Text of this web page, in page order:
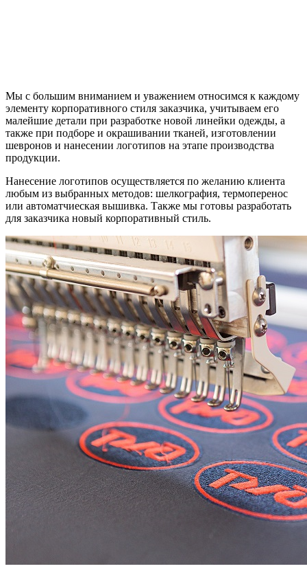
Мы с большим вниманием и уважением относимся к каждому
элементу корпоративного стиля заказчика, учитываем его
малейшие детали при разработке новой линейки одежды, а
также при подборе и окрашивании тканей, изготовлении
шевронов и нанесении логотипов на этапе производства
продукции.
Нанесение логотипов осуществляется по желанию клиента
любым из выбранных методов: шелкография, термоперенос
или автоматчиеская вышивка. Также мы готовы разработать
для заказчика новый корпоративный стиль.